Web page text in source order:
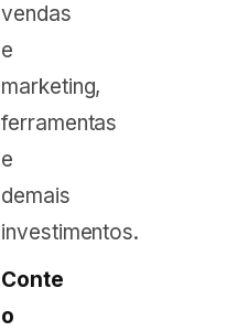
vendas
e
marketing,
ferramentas
e
demais
investimentos.
Conte
o